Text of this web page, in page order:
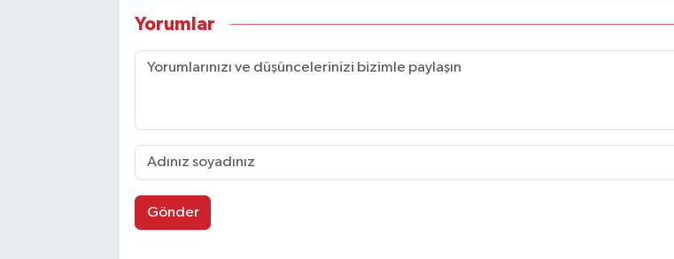
Yorumlar
Gönder